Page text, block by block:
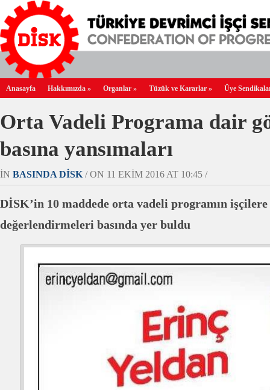
Anasayfa Hakkımızda » Organlar » Tüzük ve Kararlar » Üye
Orta Vadeli Programa dair
basına yansımaları
IN BASINDA DİSK/ ON 11 EKIM 2016 AT 10:45 /
DİSK’in 10 maddede orta vadeli programın işçilere
değerlendirmeleri basında yer buldu